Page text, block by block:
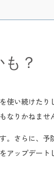
？
使い続けたり
りかねませ
。さらに、予
アップデート